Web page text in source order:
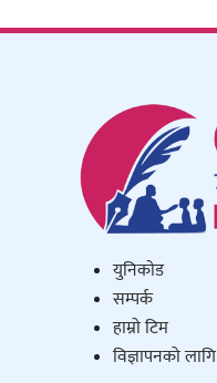
युनिकाेड
सम्पर्क
हाम्राे टिम
विज्ञापनको लागि